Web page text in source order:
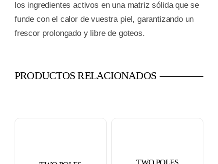
los ingredientes activos en una matriz sólida que se
funde con el calor de vuestra piel, garantizando un
frescor prolongado y libre de goteos.
PRODUCTOS RELACIONADOS